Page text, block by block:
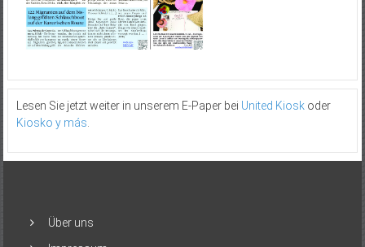
Lesen Sie jetzt weiter in unserem E-Paper bei United Kioskoder
Kiosko y más.
Über uns